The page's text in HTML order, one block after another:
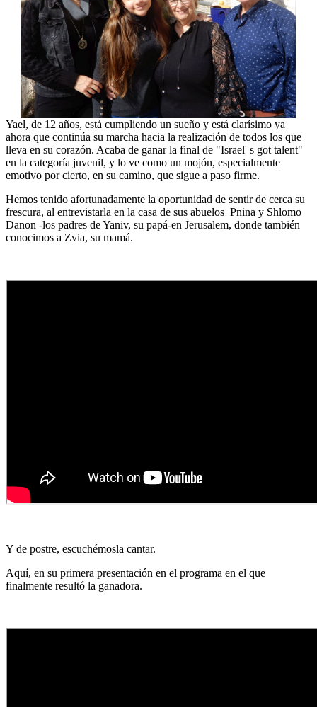
Yael, de 12 años, está cumpliendo un sueño y está clarísimo ya
ahora que continúa su marcha hacia la realización de todos los que
lleva en su corazón. Acaba de ganar la final de "Israel' s got talent"
en la categoría juvenil, y lo ve como un mojón, especialmente
emotivo por cierto, en su camino, que sigue a paso firme.
Hemos tenido afortunadamente la oportunidad de sentir de cerca su
frescura, al entrevistarla en la casa de sus abuelos Pnina y Shlomo
Danon -los padres de Yaniv, su papá-en Jerusalem, donde también
conocimos a Zvia, su mamá.
Y de postre, escuchémosla cantar.
Aquí, en su primera presentación en el programa en el que
finalmente resultó la ganadora.